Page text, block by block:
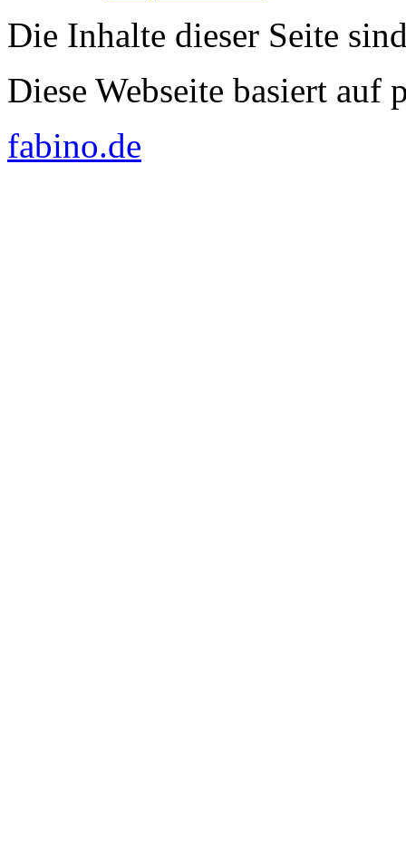
Die Inhalte dieser Seite
Diese Webseite basiert auf
fabino.de